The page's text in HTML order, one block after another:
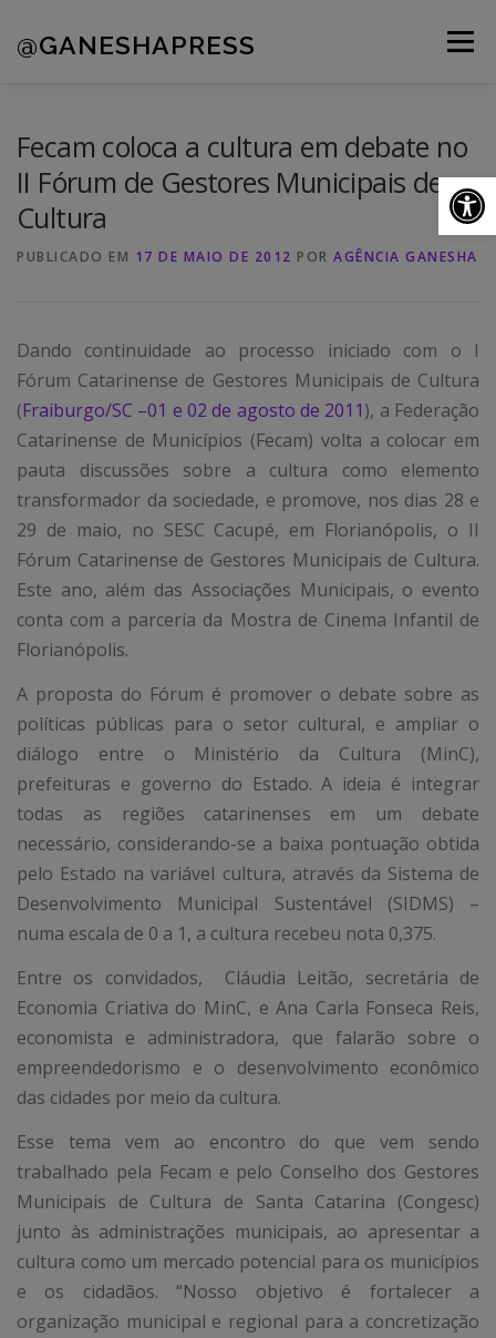
@GANESHAPRESS Menu
NOVIDADES
Fecam coloca a cultura em debate no
II Fórum de Gestores Municipais de
Cultura
PUBLICADO EM 17 DE MAIO DE 2012 POR AGÊNCIA GANESHA
Dando continuidade ao processo iniciado com o I
Fórum Catarinense de Gestores Municipais de Cultura
(Fraiburgo/SC –01 e 02 de agosto de 2011), a Federação
Catarinense de Municípios (Fecam) volta a colocar em
pauta discussões sobre a cultura como elemento
transformador da sociedade, e promove, nos dias 28 e
29 de maio, no SESC Cacupé, em Florianópolis, o II
Fórum Catarinense de Gestores Municipais de Cultura.
Este ano, além das Associações Municipais, o evento
conta com a parceria da Mostra de Cinema Infantil de
Florianópolis.
A proposta do Fórum é promover o debate sobre as
políticas públicas para o setor cultural, e ampliar o
diálogo entre o Ministério da Cultura (MinC),
prefeituras e governo do Estado. A ideia é integrar
todas as regiões catarinenses em um debate
necessário, considerando-se a baixa pontuação obtida
pelo Estado na variável cultura, através da Sistema de
Desenvolvimento Municipal Sustentável (SIDMS) –
numa escala de 0 a 1, a cultura recebeu nota 0,375.
Entre os convidados, Cláudia Leitão, secretária de
Economia Criativa do MinC, e Ana Carla Fonseca Reis,
economista e administradora, que falarão sobre o
empreendedorismo e o desenvolvimento econômico
das cidades por meio da cultura.
Esse tema vem ao encontro do que vem sendo
trabalhado pela Fecam e pelo Conselho dos Gestores
Municipais de Cultura de Santa Catarina (Congesc)
junto às administrações municipais, ao apresentar a
cultura como um mercado potencial para os municípios
e os cidadãos. “Nosso objetivo é fortalecer a
organização municipal e regional para a concretização